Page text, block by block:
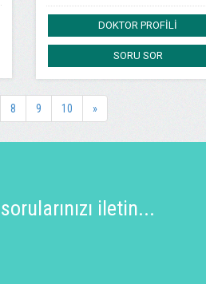
DOKTOR PROFİLİ
SORU SOR
8 9 10 »
iletin...